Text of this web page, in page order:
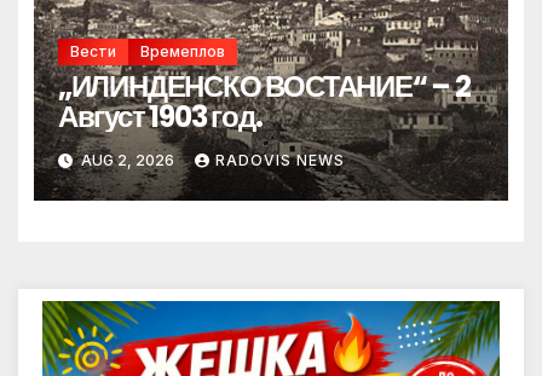
Вести Времеплов
„ИЛИНДЕНСКО ВОСТАНИЕ“ – 2
Август 1903 год.
AUG 2, 2026 RADOVIS NEWS